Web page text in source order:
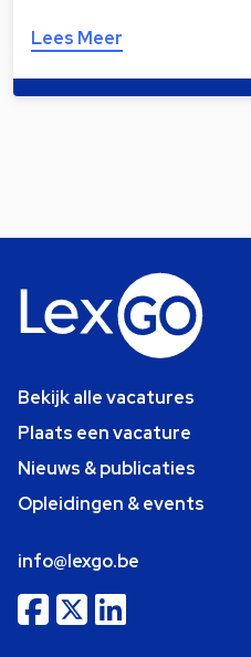
Lees Meer
Bekijk alle vacatures
Plaats een vacature
Nieuws & publicaties
Opleidingen & events
info@lexgo.be